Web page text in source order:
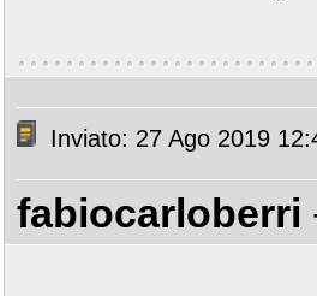
Inviato: 27 Ago 2019
fabiocarloberri